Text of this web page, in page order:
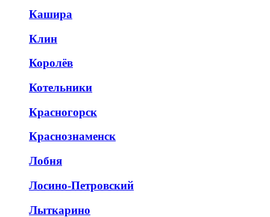
Кашира
Клин
Королёв
Котельники
Красногорск
Краснознаменск
Лобня
Лосино-Петровский
Лыткарино